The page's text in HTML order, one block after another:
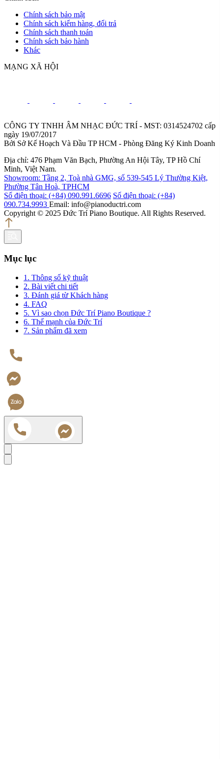
Chính sách bảo mật
Chính sách kiểm hàng, đổi trả
Chính sách thanh toán
Chính sách bảo hành
Khác
MẠNG XÃ HỘI
CÔNG TY TNHH ÂM NHẠC ĐỨC TRÍ - MST: 0314524702 cấp
ngày 19/07/2017
Bởi Sở Kế Hoạch Và Đầu TP HCM - Phòng Đăng Ký Kinh Doanh
Địa chỉ: 476 Phạm Văn Bạch, Phường An Hội Tây, TP Hồ Chí
Minh, Việt Nam.
Showroom: Tầng 2, Toà nhà GMG, số 539-545 Lý Thường Kiệt,
Phường Tân Hoà, TPHCM
Số điện thoại: (+84) 090.991.6696 Số điện thoại: (+84)
090.734.9993 Email: info@pianoductri.com
Copyright © 2025 Đức Trí Piano Boutique. All Rights Reserved.
Mục lục
1. Thông số kỹ thuật
2. Bài viết chi tiết
3. Đánh giá từ Khách hàng
4. FAQ
5. Vì sao chọn Đức Trí Piano Boutique ?
6. Thế mạnh của Đức Trí
7. Sản phẩm đã xem